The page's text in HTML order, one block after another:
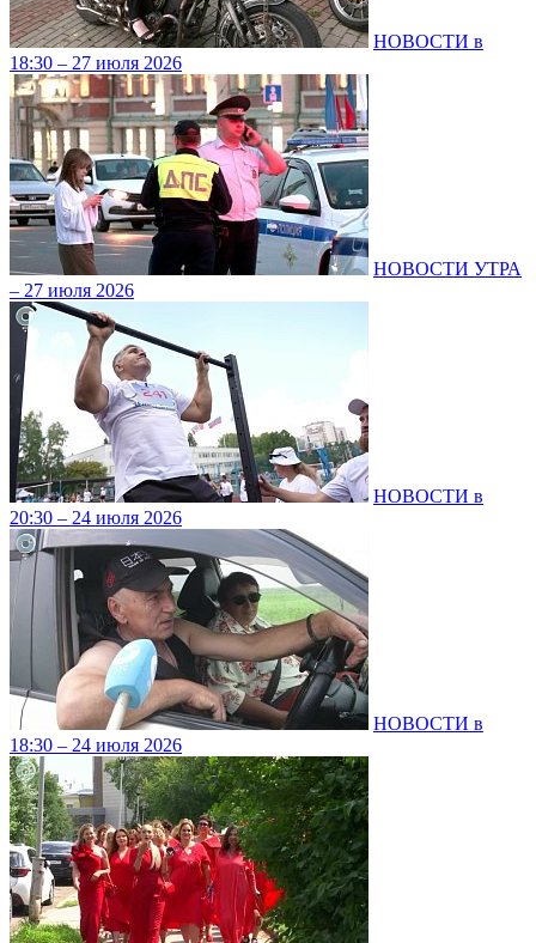
НОВОСТИ в
18:30 – 27 июля 2026
НОВОСТИ УТРА
– 27 июля 2026
НОВОСТИ в
20:30 – 24 июля 2026
НОВОСТИ в
18:30 – 24 июля 2026